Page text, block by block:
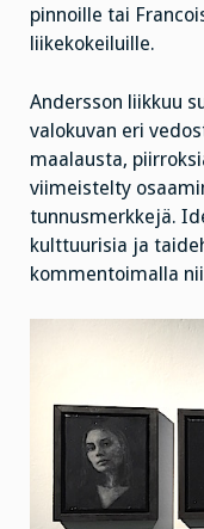
pinnoille tai
liikekokeiluille.
Andersson liikkuu
valokuvan eri
maalausta,
viimeistelty
tunnusmerkkejä.
kulttuurisia ja
kommentoimalla